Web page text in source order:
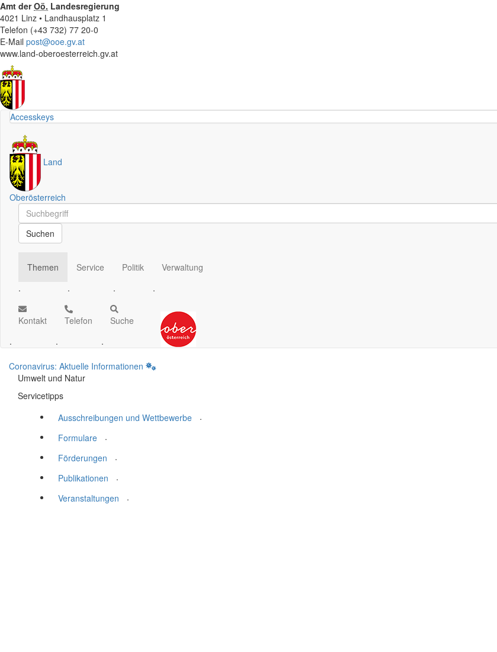
Amt derOö. Landesregierung
4021 Linz • Landhausplatz 1
Telefon (+43 732) 77 20-0
E-Mail post@ooe.gv.at
www.land-oberoesterreich.gv.at
Accesskeys
Land
Oberösterreich
Schnellsuche
Schnellsuche
Suchen
Themen
.
Service
.
Politik
.
Verwaltung
.
Kontakt
.
Telefon
.
Suche
.
Coronavirus: Aktuelle Informationen
Umwelt und Natur
Servicetipps
Ausschreibungen und Wettbewerbe
.
Formulare
.
Förderungen
.
Publikationen
.
Veranstaltungen
.